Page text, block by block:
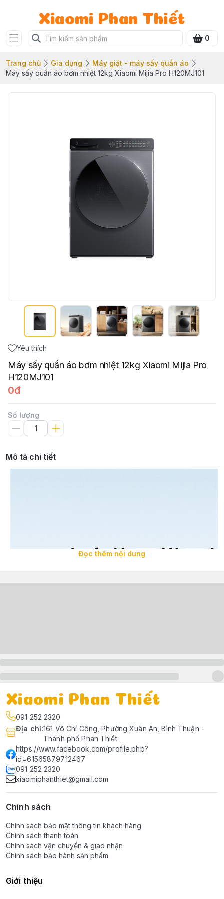
Xiaomi Phan Thiết
0
Trang chủ Gia dụng
Máy giặt - máy sấy quần áo
Máy sấy quần áo bơm nhiệt 12kg Xiaomi Mijia Pro H120MJ101
Yêu thích
Máy sấy quần áo bơm nhiệt 12kg Xiaomi Mijia Pro
H120MJ101
0đ
Số lượng
Mô tả chi tiết
Đọc thêm nội dung
Xiaomi Phan Thiết
091 252 2320
Địa chỉ:161 Võ Chí Công, Phường Xuân An, Bình Thuận -
Thành phố Phan Thiết
https://www.facebook.com/profile.php?
id=61565879712467
091 252 2320
xiaomiphanthiet@gmail.com
Chính sách
Chính sách bảo mật thông tin khách hàng
Chính sách thanh toán
Chính sách vận chuyển & giao nhận
Chính sách bảo hành sản phẩm
Giới thiệu